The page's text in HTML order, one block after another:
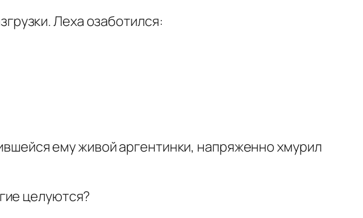
Леха озаботился:
ему живой аргентинки, напряженно хмурил
целуются?